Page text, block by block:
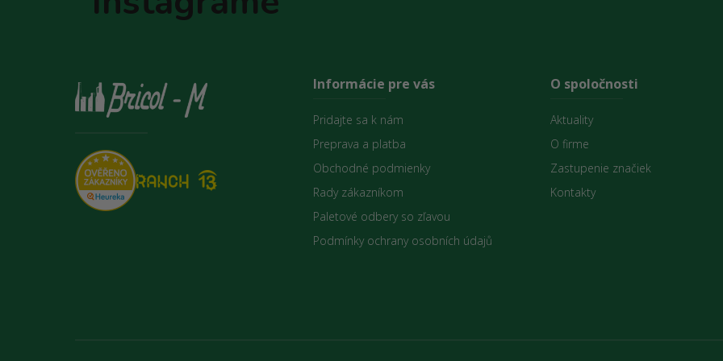
Informácie pre vás
Pridajte sa k nám
Preprava a platba
Obchodné podmienky
Rady zákazníkom
Paletové odbery so zľavou
Podmínky ochrany osobních údajů
O spoločnosti
Aktuality
O firme
Zastupenie značiek
Kontakty